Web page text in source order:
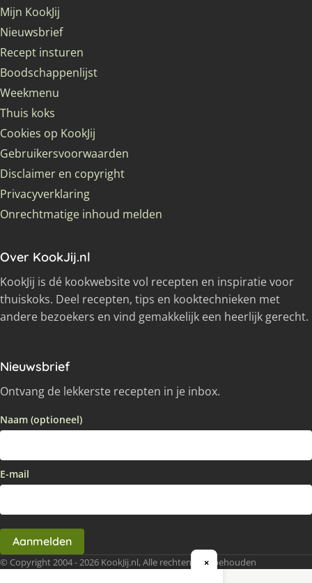
Mijn KookJij
Nieuwsbrief
Recept insturen
Boodschappenlijst
Weekmenu
Thuis koks
Cookies op KookJij
Gebruikersvoorwaarden
Disclaimer en copyright
Privacyverklaring
Onrechtmatige inhoud melden
Over KookJij.nl
KookJij is dé kookwebsite vol recepten en inspiratie voor
thuiskoks. Deel recepten, tips en kooktechnieken met
andere bezoekers en vind gemakkelijk een heerlijk gerecht.
Nieuwsbrief
Ontvang de lekkerste recepten in je inbox.
Naam (optioneel)
E-mail
Aanmelden
© Copyright 2004 - 2026 KookJij.nl, Alle rechten voorbehouden
×